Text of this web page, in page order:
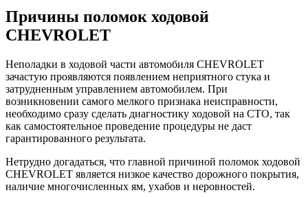
Причины поломок ходовой
CHEVROLET
Неполадки в ходовой части автомобиля CHEVROLET
зачастую проявляются появлением неприятного стука и
затрудненным управлением автомобилем. При
возникновении самого мелкого признака неисправности,
необходимо сразу сделать диагностику ходовой на СТО, так
как самостоятельное проведение процедуры не даст
гарантированного результата.
Нетрудно догадаться, что главной причиной поломок ходовой
CHEVROLET является низкое качество дорожного покрытия,
наличие многочисленных ям, ухабов и неровностей.